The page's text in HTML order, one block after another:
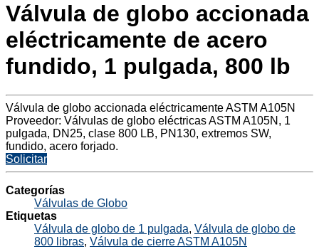
Válvula de globo accionada
eléctricamente de acero
fundido, 1 pulgada, 800 lb
Válvula de globo accionada eléctricamente ASTM A105N
Proveedor: Válvulas de globo eléctricas ASTM A105N, 1
pulgada, DN25, clase 800 LB, PN130, extremos SW,
fundido, acero forjado.
Solicitar
Categorías
Válvulas de Globo
Etiquetas
Válvula de globo de 1 pulgada, Válvula de globo de
800 libras, Válvula de cierre ASTM A105N